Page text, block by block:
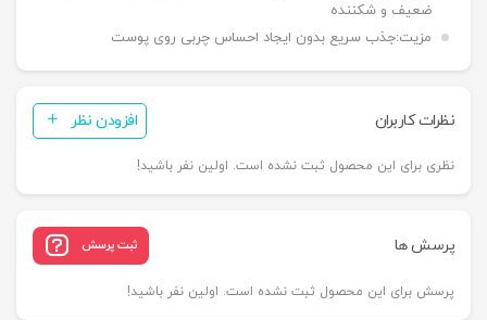
ضعیف و شکننده
مزیت:جذب سریع بدون ایجاد احساس چربی روی پوست
نظرات کاربران افزودن نظر
نظری برای این محصول ثبت نشده است. اولین نفر باشید!
پرسش ها ثبت پرسش
پرسش برای این محصول ثبت نشده است. اولین نفر باشید!